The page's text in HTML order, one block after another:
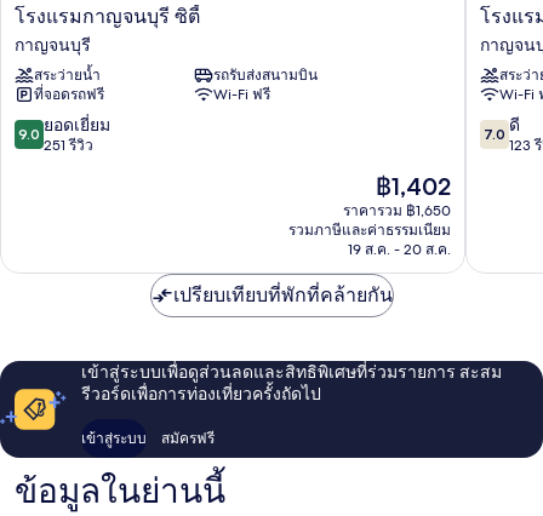
โรงแรม
กาญจนบุรี
ซิตี้
กาญจนบุรี
โรงแรมกาญจนบุรี ซิตี้
กาญจนบุรี
สระว่ายน้ำ
รถรับส่งสนามบิน
ที่จอดรถฟรี
Wi-Fi ฟรี
9.0
จาก
9.0 ยอดเยี่ยม
251 รีวิว
ราคา
ปัจจุบัน
คือ
฿1,402
฿1,402
ราคารวม ฿1,650
รวมภาษีและค่าธรรมเนียม
19 ส.ค. - 20 ส.ค.
โรงแรม
เวอร์
แคว
กาญจน
โรงแร
กาญจน
สระว่
Wi-Fi
7.0
จาก
7.0 ดี
123
เปรียบเทียบที่พักที่คล้ายกัน
เข้าสู่ระบบเพื่อดูส่วนลดและสิทธิพิเศษที่ร่วมรายการ สะสม
รีวอร์ดเพื่อการท่องเที่ยวครั้งถัดไป
เข้าสู่ระบบ สมัครฟรี
ข้อมูลในย่านนี้